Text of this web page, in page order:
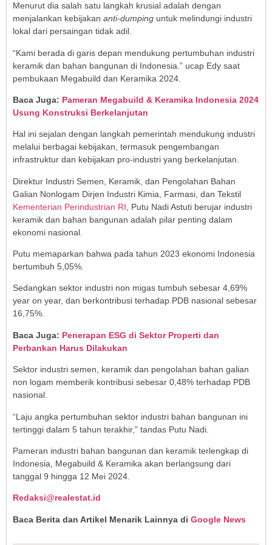
Menurut dia salah satu langkah krusial adalah dengan
menjalankan kebijakan anti-dumping untuk melindungi industri
lokal dari persaingan tidak adil.
“Kami berada di garis depan mendukung pertumbuhan industri
keramik dan bahan bangunan di Indonesia.” ucap Edy saat
pembukaan Megabuild dan Keramika 2024.
Baca Juga: Pameran Megabuild & Keramika Indonesia 2024
Usung Konstruksi Berkelanjutan
Hal ini sejalan dengan langkah pemerintah mendukung industri
melalui berbagai kebijakan, termasuk pengembangan
infrastruktur dan kebijakan pro-industri yang berkelanjutan.
Direktur Industri Semen, Keramik, dan Pengolahan Bahan
Galian Nonlogam Dirjen Industri Kimia, Farmasi, dan Tekstil
Kementerian Perindustrian RI , Putu Nadi Astuti berujar industri
keramik dan bahan bangunan adalah pilar penting dalam
ekonomi nasional.
Putu memaparkan bahwa pada tahun 2023 ekonomi Indonesia
bertumbuh 5,05%.
Sedangkan sektor industri non migas tumbuh sebesar 4,69%
year on year, dan berkontribusi terhadap PDB nasional sebesar
16,75%.
Baca Juga: Penerapan ESG di Sektor Properti dan
Perbankan Harus Dilakukan
Sektor industri semen, keramik dan pengolahan bahan galian
non logam memberik kontribusi sebesar 0,48% terhadap PDB
nasional.
“Laju angka pertumbuhan sektor industri bahan bangunan ini
tertinggi dalam 5 tahun terakhir,” tandas Putu Nadi.
Pameran industri bahan bangunan dan keramik terlengkap di
Indonesia, Megabuild & Keramika akan berlangsung dari
tanggal 9 hingga 12 Mei 2024.
Redaksi@realestat.id
Baca Berita dan Artikel Menarik Lainnya di Google News